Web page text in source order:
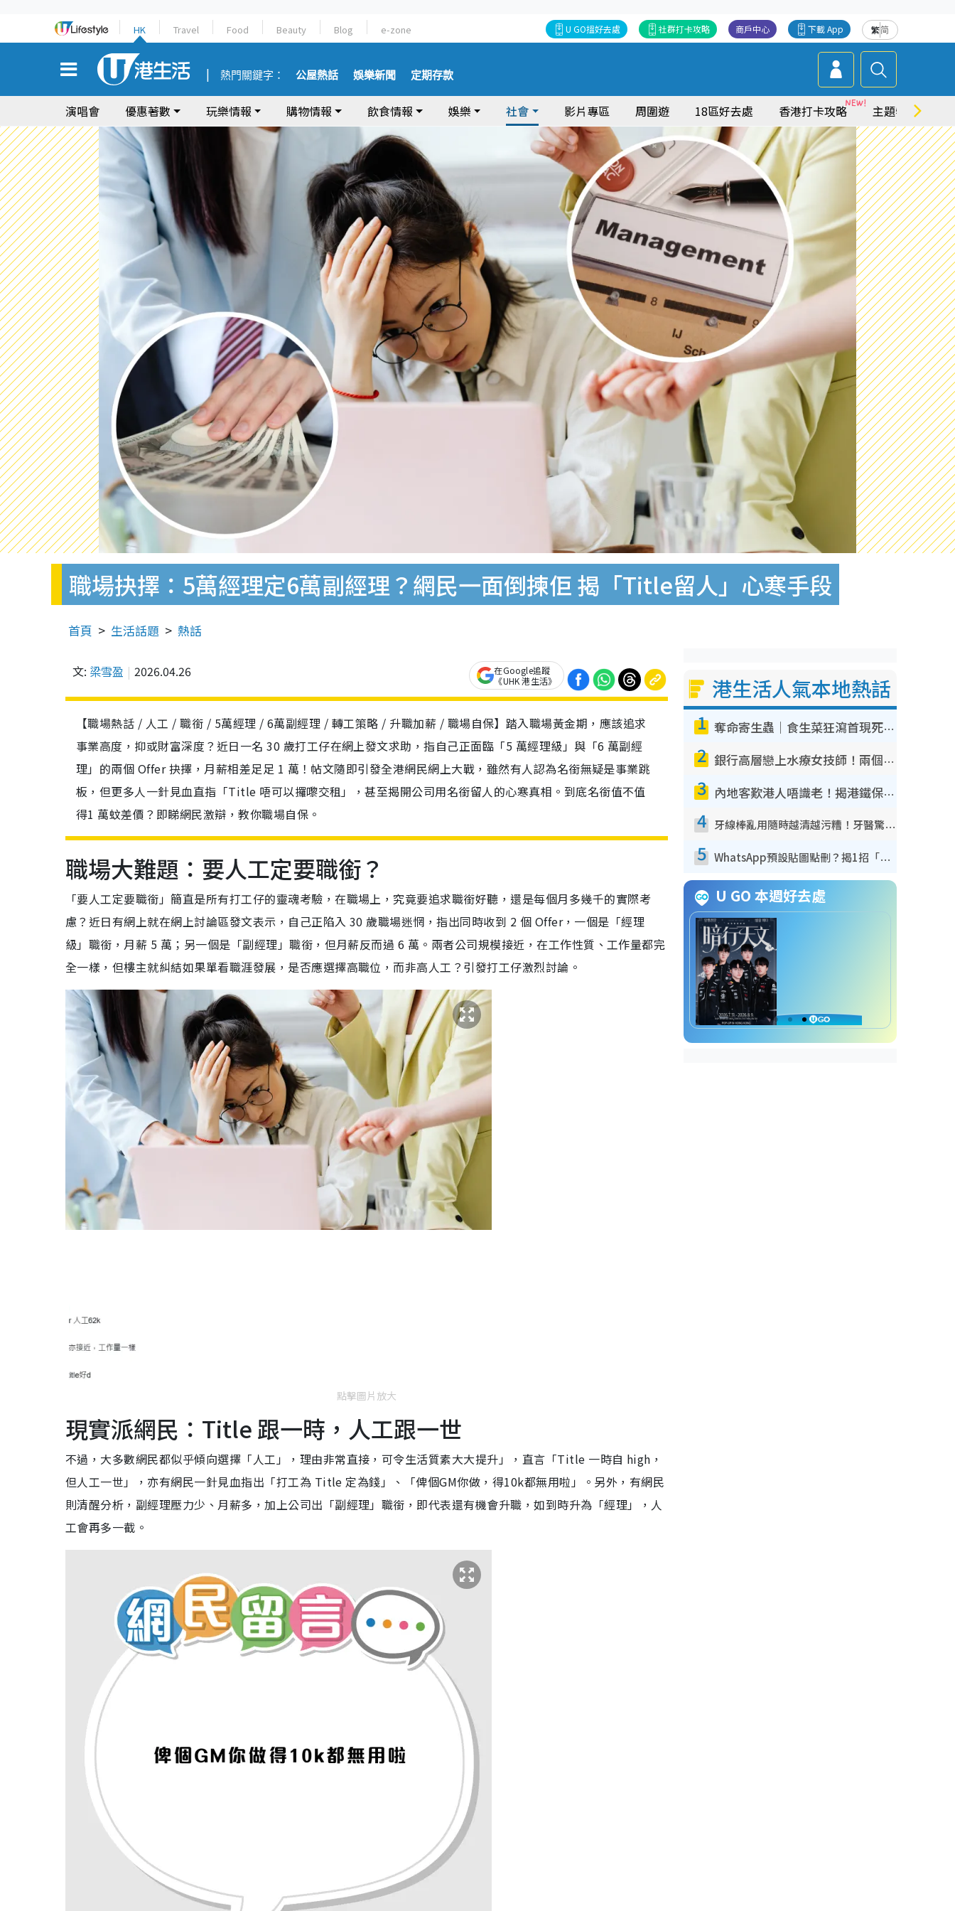
HK Travel Food Beauty Blog e-zone 繁简
下載 App
商戶中心
社群打卡攻略
U GO搵好去處
熱門關鍵字： 公屋熱話 娛樂新聞 定期存款
演唱會 優惠著數 玩樂情報 購物情報 飲食情報 娛樂 社會 影片專區 周圍遊 18區好去處 香港打卡攻略 主題特集
職場抉擇：5萬經理定6萬副經理？網民一面倒揀佢 揭「Title留人」心寒手段
首頁 生活話題 熱話
文: 梁雪盈 2026.04.26
在Google追蹤
《UHK 港生活》
【職場熱話 / 人工 / 職銜 / 5萬經理 / 6萬副經理 / 轉工策略 / 升職加薪 / 職場自保】踏入職場黃金期，應該追求
事業高度，抑或財富深度？近日一名 30 歲打工仔在網上發文求助，指自己正面臨「5 萬經理級」與「6 萬副經
理」的兩個 Offer 抉擇，月薪相差足足 1 萬！帖文隨即引發全港網民網上大戰，雖然有人認為名銜無疑是事業跳
板，但更多人一針見血直指「Title 唔可以攞嚟交租」，甚至揭開公司用名銜留人的心寒真相。到底名銜值不值
得1 萬蚊差價？即睇網民激辯，教你職場自保。
職場大難題：要人工定要職銜？
「要人工定要職銜」簡直是所有打工仔的靈魂考驗，在職場上，究竟要追求職銜好聽，還是每個月多幾千的實際考
慮？近日有網上就在網上討論區發文表示，自己正陷入 30 歲職場迷惘，指出同時收到 2 個 Offer，一個是「經理
級」職銜，月薪 5 萬；另一個是「副經理」職銜，但月薪反而過 6 萬。兩者公司規模接近，在工作性質、工作量都完
全一樣，但樓主就糾結如果單看職涯發展，是否應選擇高職位，而非高人工？引發打工仔激烈討論。
點擊圖片放大
現實派網民：Title 跟一時，人工跟一世
不過，大多數網民都似乎傾向選擇「人工」，理由非常直接，可令生活質素大大提升」，直言「Title 一時自 high，
但人工一世」，亦有網民一針見血指出「打工為 Title 定為錢」、「俾個GM你做，得10k都無用啦」。另外，有網民
則清醒分析，副經理壓力少、月薪多，加上公司出「副經理」職銜，即代表還有機會升職，如到時升為「經理」，人
工會再多一截。
港生活人氣本地熱話
1 奪命寄生蟲｜食生菜狂瀉首現死者！疫潮惡化錄1.8萬宗病例 揭洗菜3大謬誤
2 銀行高層戀上水療女技師！兩個月借128萬驚覺「沉船」沉落火海 揭背後疑似邪教操控賣淫
3 內地客歎港人唔識老！揭港鐵保鮮級冷氣 港人求放過：咪投訴
4 牙線棒亂用隨時越清越污糟！牙醫驚揭盲目過戶細菌恐致蛀牙：呢種先係日常真保養
5 WhatsApp預設貼圖點刪？揭1招「反向操作」還原簡潔介面 附3步實測教學
U GO 本週好去處